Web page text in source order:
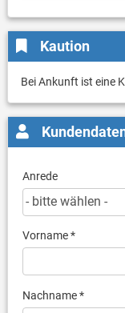
Kaution
Bei Ankunft ist eine
Anrede
Vorname *
Nachname *